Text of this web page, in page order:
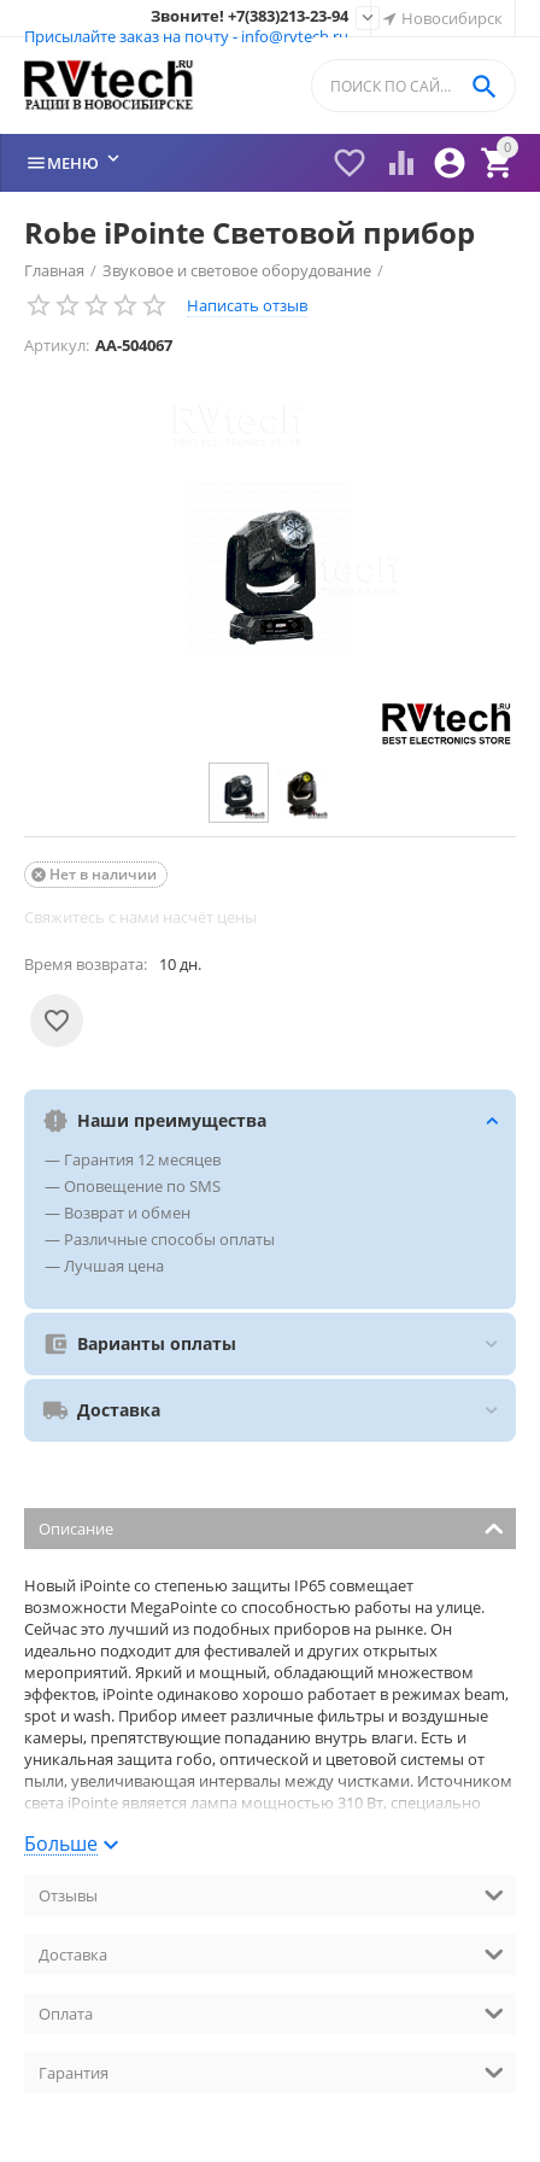
Новосибирск
Звоните! +7(383)213-23-94
Присылайте заказ на почту - info@rvtech.ru

0


 

МЕНЮ 
Robe iPointe Световой прибор
Главная / Звуковое и световое оборудование /
Приборы полного движения Spot /
Написать отзыв
Артикул: AA-504067
Нет в наличии

Свяжитесь с нами насчёт цены
Время возврата: 10 дн.
Наши преимущества
— Гарантия 12 месяцев
— Оповещение по SMS
— Возврат и обмен
— Различные способы оплаты
— Лучшая цена
Варианты оплаты
Доставка
Описание
Новый iPointe со степенью защиты IP65 совмещает
возможности MegaPointe со способностью работы на улице.
Сейчас это лучший из подобных приборов на рынке. Он
идеально подходит для фестивалей и других открытых
мероприятий. Яркий и мощный, обладающий множеством
эффектов, iPointe одинаково хорошо работает в режимах beam,
spot и wash. Прибор имеет различные фильтры и воздушные
камеры, препятствующие попаданию внутрь влаги. Есть и
уникальная защита гобо, оптической и цветовой системы от
пыли, увеличивающая интервалы между чистками. Источником
света iPointe является лампа мощностью 310 Вт, специально
кристально чистый, имеет четкие края и настраиваемый угол от
форму. Статичные и вращающиеся гобо создают прекрасные
эффекты включают в себя 12 различных лучевых и flower
лучшая серия приборов «все в одном».
Потребляемая мощность, Вт: 550 Ресурс, ч: Стандартный режим
Больше
Отзывы
Доставка
Оплата
Гарантия